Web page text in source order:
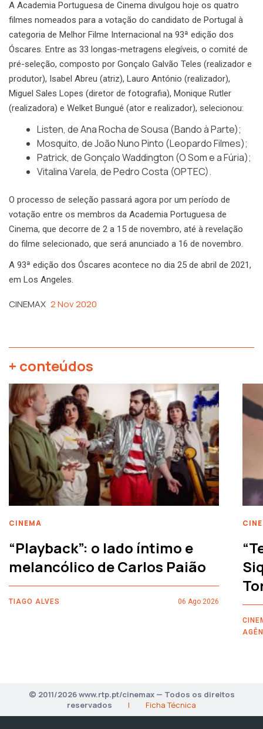
A Academia Portuguesa de Cinema divulgou hoje os quatro
filmes nomeados para a votação do candidato de Portugal à
categoria de Melhor Filme Internacional na 93ª edição dos
Óscares. Entre as 33 longas-metragens elegíveis, o comité de
pré-seleção, composto por Gonçalo Galvão Teles (realizador e
produtor), Isabel Abreu (atriz), Lauro António (realizador),
Miguel Sales Lopes (diretor de fotografia), Monique Rutler
(realizadora) e Welket Bungué (ator e realizador), selecionou:
Listen, de Ana Rocha de Sousa (Bando à Parte);
Mosquito, de João Nuno Pinto (Leopardo Filmes);
Patrick, de Gonçalo Waddington (O Som e a Fúria);
Vitalina Varela, de Pedro Costa (OPTEC).
O processo de seleção passará agora por um período de
votação entre os membros da Academia Portuguesa de
Cinema, que decorre de 2 a 15 de novembro, até à revelação
do filme selecionado, que será anunciado a 16 de novembro.
A 93ª edição dos Óscares acontece no dia 25 de abril de 2021,
em Los Angeles.
CINEMAX 2 Nov 2020
+ conteúdos
CINEMA
“Playback”: o lado íntimo e
melancólico de Carlos Paião
TIAGO ALVES 06 Ago 2026
© 2011/2026 www.rtp.pt/cinemax — Todos os direitos
reservados
| Ficha Técnica